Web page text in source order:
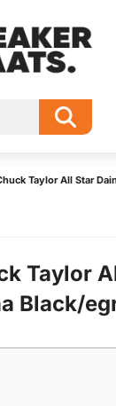
Taylor All Star
Taylor
Black/